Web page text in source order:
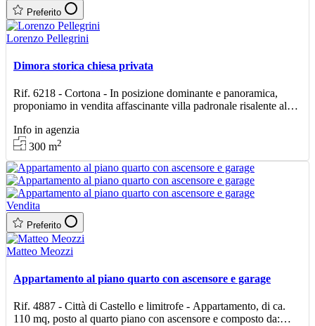
Preferito
Lorenzo Pellegrini
Dimora storica chiesa privata
Rif. 6218 - Cortona - In posizione dominante e panoramica,
proponiamo in vendita affascinante villa padronale risalente al
Info in agenzia
300m2
Vendita
Preferito
Matteo Meozzi
Appartamento al piano quarto con ascensore e garage
Rif. 4887 - Città di Castello e limitrofe - Appartamento, di ca.
110 mq, posto al quarto piano con ascensore e composto da: